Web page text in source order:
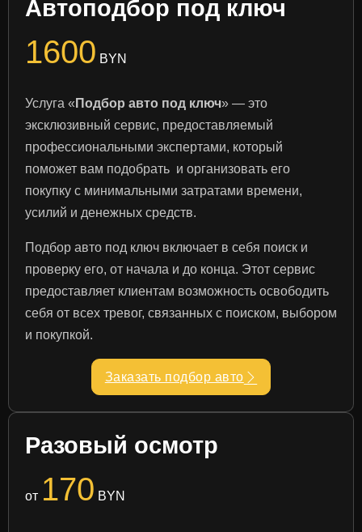
Автоподбор под ключ
1600 BYN
Услуга « Подбор авто под ключ» — это
эксклюзивный сервис, предоставляемый
профессиональными экспертами, который
поможет вам подобрать и организовать его
покупку с минимальными затратами времени,
усилий и денежных средств.
Подбор авто под ключ включает в себя поиск и
проверку его, от начала и до конца. Этот сервис
предоставляет клиентам возможность освободить
себя от всех тревог, связанных с поиском, выбором
и покупкой.
Заказать подбор авто
Разовый осмотр
от 170 BYN